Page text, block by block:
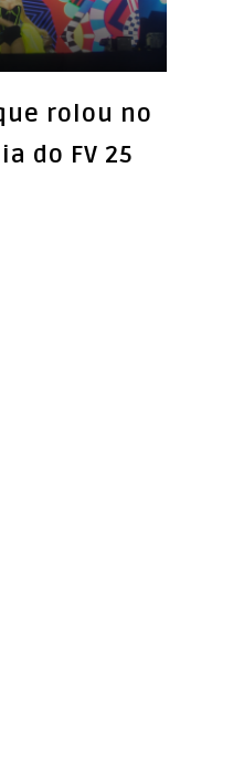
rolou no
do FV 25